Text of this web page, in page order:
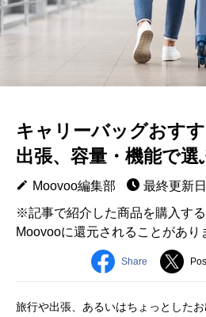
キャリーバッグおす
出張、容量・機能で
Moovoo編集部
最終更新
※記事で紹介した商品を購入す
Moovooに還元されることがあり
Share
旅行や出張、あるいはちょっとした